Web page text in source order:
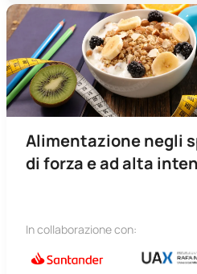
Alimentazione negli
di forza e ad alta
In collaborazione con:
Microcertificazione in